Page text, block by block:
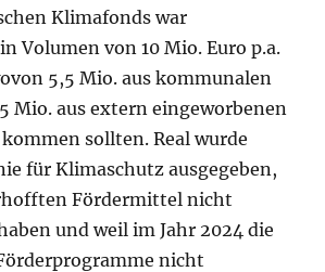
Klimafonds war
Volumen von 10 Mio. Euro p.a.
5,5 Mio. aus kommunalen
Mio. aus extern eingeworbenen
sollten. Real wurde
für Klimaschutz ausgegeben,
Fördermittel nicht
und weil im Jahr 2024 die
nicht